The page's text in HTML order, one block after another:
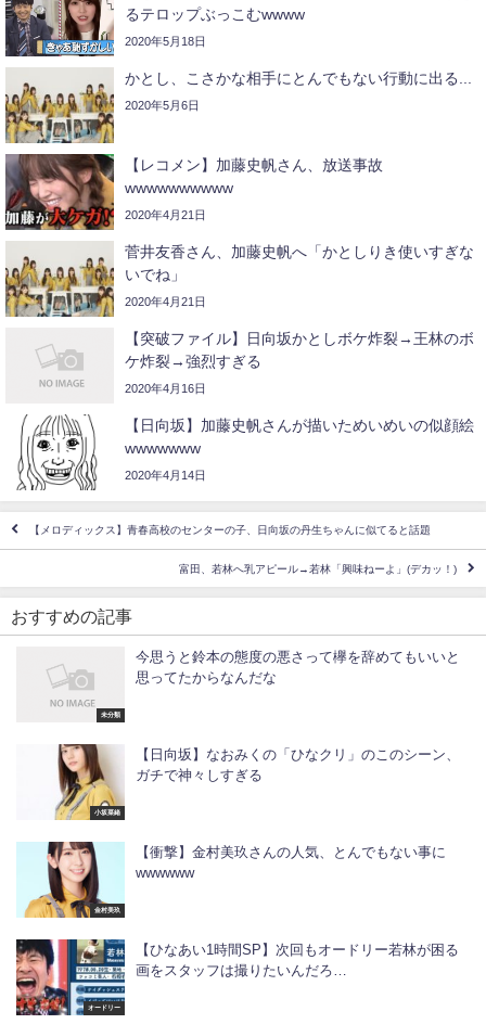
るテロップぶっこむwwww
2020年5月18日
かとし、こさかな相手にとんでもない行動に出る...
2020年5月6日
【レコメン】加藤史帆さん、放送事故
wwwwwwwwww
2020年4月21日
菅井友香さん、加藤史帆へ「かとしりき使いすぎな
いでね」
2020年4月21日
【突破ファイル】日向坂かとしボケ炸裂→王林のボ
ケ炸裂→強烈すぎる
2020年4月16日
【日向坂】加藤史帆さんが描いためいめいの似顔絵
wwwwwww
2020年4月14日
【メロディックス】青春高校のセンターの子、日向坂の丹生ちゃんに似てると話題
富田、若林へ乳アピール→若林「興味ねーよ」(デカッ！)
おすすめの記事
未分類
今思うと鈴本の態度の悪さって欅を辞めてもいいと
思ってたからなんだな
小坂菜緒
【日向坂】なおみくの「ひなクリ」のこのシーン、
ガチで神々しすぎる
金村美玖
【衝撃】金村美玖さんの人気、とんでもない事に
wwwwww
オードリー
【ひなあい1時間SP】次回もオードリー若林が困る
画をスタッフは撮りたいんだろ…